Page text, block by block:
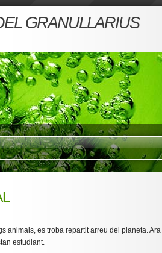
GRANULLARIUS
animals, es troba repartit arreu del planeta. Ara
estudiant.